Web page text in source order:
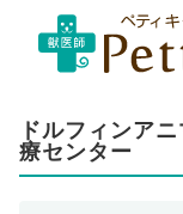
ドルフィンア
療センター